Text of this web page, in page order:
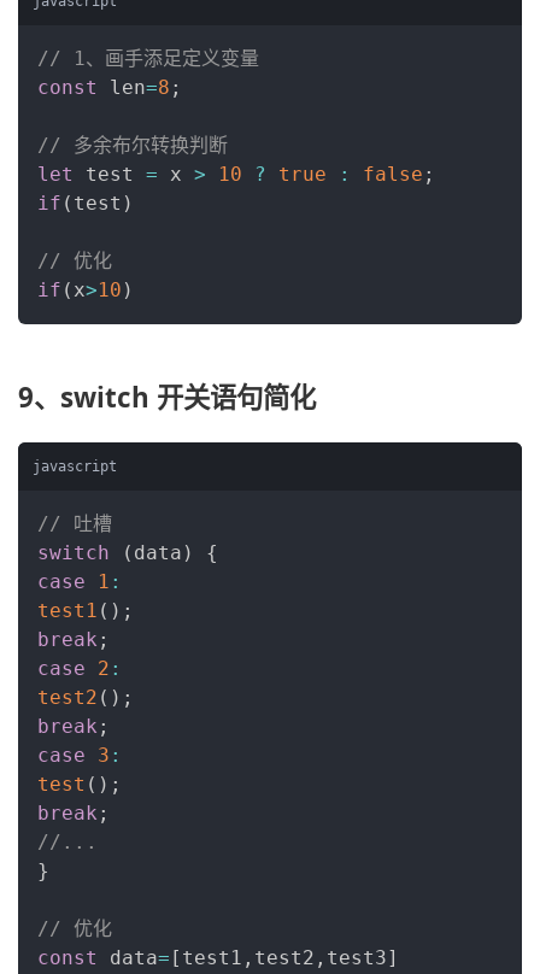
// 1、画手添足定义变量
const
len=8 ;
// 多余布尔转换判断
let
test = x > 10 ? true : false ;
if ( test )
// 优化
if ( x>10 )
9、switch 开关语句简化
javascript
// 吐槽
switch
( data )
{
case
1 :
test1 ( ) ;
break ;
case
2 :
test2 ( ) ;
break ;
case
3 :
test ( ) ;
break ;
//...
}
// 优化
const
data= [ test1 , test2 , test3]